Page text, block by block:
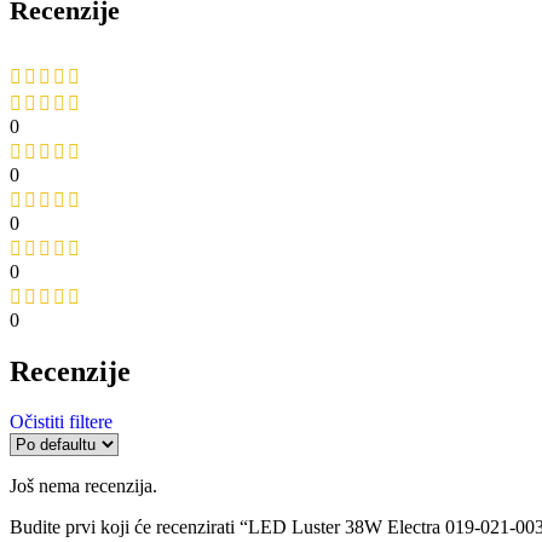
Recenzije
0
0
0
0
0
Recenzije
Očistiti filtere
Još nema recenzija.
Budite prvi koji će recenzirati “LED Luster 38W Electra 019-021-